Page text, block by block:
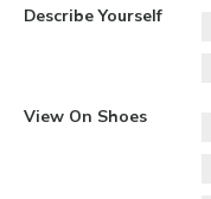
Describe Yourself
View On Shoes